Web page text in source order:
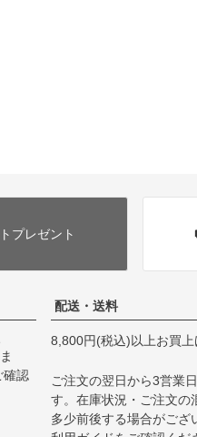
プレゼント
確認
配送・送料
8,800円(税込)以上お買上
ご注文の翌日から3営業
す。在庫状況・ご注文の
多少前後する場合がござ